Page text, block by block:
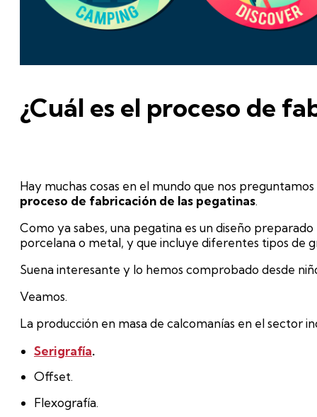
¿Cuál es el proceso de
Hay muchas cosas en el mundo que nos
proceso de fabricación de las pegatinas.
Como ya sabes, una pegatina es un diseño
porcelana o metal, y que incluye diferentes tipos de
Suena interesante y lo hemos comprobado desde
Veamos.
La producción en masa de calcomanías en el sector
Serigrafía.
Offset.
Flexografía.